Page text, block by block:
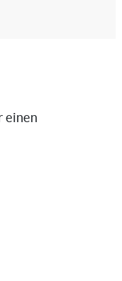
einen